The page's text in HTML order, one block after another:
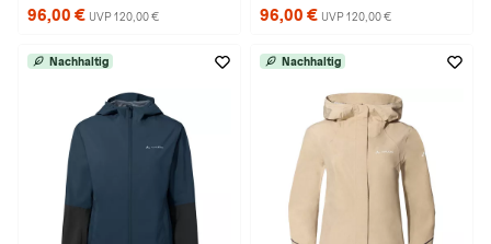
96,00 € UVP 120,00 € 96,00 € UVP 120,00 €
Nachhaltig Nachhaltig